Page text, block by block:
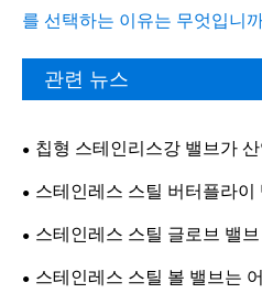
를 선택하는 이유는 무엇입니
관련 뉴스
칩형 스테인리스강 밸브가
성을 어떻게 향상시키는가?
스테인레스 스틸 버터플라
을 향상합니까?
스테인레스 스틸 글로브 밸
브 중 가장 널리 사용되는 유
스테인레스 스틸 볼 밸브는